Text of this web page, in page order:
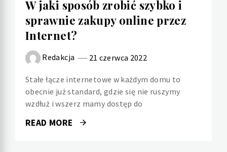
W jaki sposób zrobić szybko i
sprawnie zakupy online przez
Internet?
Redakcja 21 czerwca 2022
Stałe łącze internetowe w każdym domu to
obecnie już standard, gdzie się nie ruszymy
wzdłuż i wszerz mamy dostęp do
READ MORE